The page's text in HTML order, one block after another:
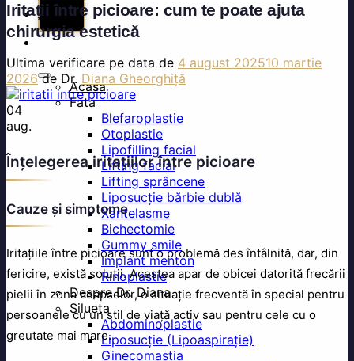
Acasa
Fata
Blefaroplastie
Otoplastie
Lipofilling facial
Lifting facial
Lifting sprâncene
Liposucție bărbie dublă
Xantelasme
Bichectomie
Gummy smile
Implant menton
Rinoplastie
Despre Dr. Diana
Silueta
Abdominoplastie
Liposucție (Lipoaspirație)
Ginecomastia
Iritații între picioare: cum te poate ajuta
chirurgia estetică
Ultima verificare pe data de 4 august 202510 martie
2026 de Dr. Diana Gheorghiță
04
aug.
Înțelegerea iritațiilor între picioare
Cauze și simptome
Iritațiile între picioare sunt o problemă des întâlnită, dar, din
fericire, există soluții. Acestea apar de obicei datorită frecării
pielii în zona coapselor, o situație frecventă în special pentru
persoanele cu un stil de viață activ sau pentru cele cu o
greutate mai mare.